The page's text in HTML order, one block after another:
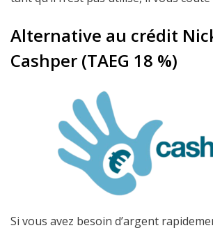
Alternative au crédit
Cashper (TAEG 18 %)
Si vous avez besoin d’argent